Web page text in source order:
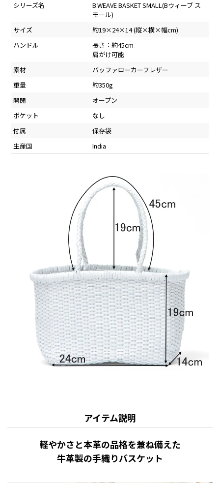
シリーズ名
B.WEAVE BASKET SMALL(Bウィーブ ス
モール)
サイズ
約19×24×14 (縦×横×幅cm)
ハンドル
長さ：約45cm
肩がけ可能
素材
バッファローカーフレザー
重量
約350g
開閉
オープン
ポケット
なし
付属
保存袋
生産国
India
アイテム説明
軽やかさと本革の品格を兼ね備えた
牛革製の手織りバスケット